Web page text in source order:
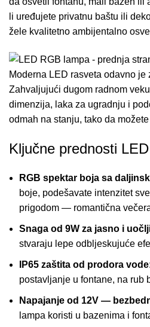
li uređujete privatnu baštu ili
žele kvalitetno ambijentalno
Moderna LED rasveta odavno je
Zahvaljujući dugom radnom
dimenzija, laka za ugradnju i
odmah na stanju, tako da
Ključne prednosti
RGB spektar boja sa
boje, podešavate intenzitet
prigodom — romantična
Snaga od 9W za jasno i
stvaraju lepe odbljeskujuće
IP65 zaštita od prodora
postavljanje u fontane, na rub
Napajanje od 12V —
lampa koristi u bazenima i